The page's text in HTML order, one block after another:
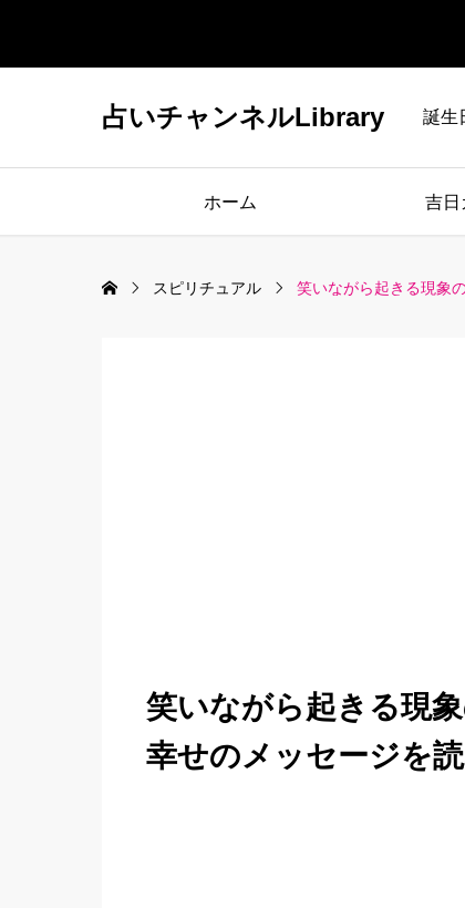
占いチャンネルLibrary 誕生
ホーム 吉日
スピリチュアル 笑いながら起きる現象
笑いながら起きる現
幸せのメッセージを